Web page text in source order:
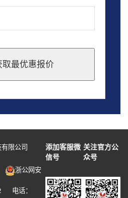
取最优惠报价
限公司
添加客服微
信号
关注官方公
众号
浙公网安
电话：